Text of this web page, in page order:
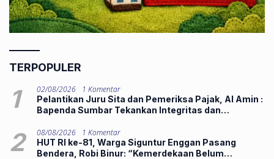
TERPOPULER
1 02/08/2026
1 Komentar
Pelantikan Juru Sita dan Pemeriksa Pajak, Al Amin :
Bapenda Sumbar Tekankan Integritas dan
2 08/08/2026
1 Komentar
HUT RI ke-81, Warga Siguntur Enggan Pasang
Bendera, Robi Binur: “Kemerdekaan Belum